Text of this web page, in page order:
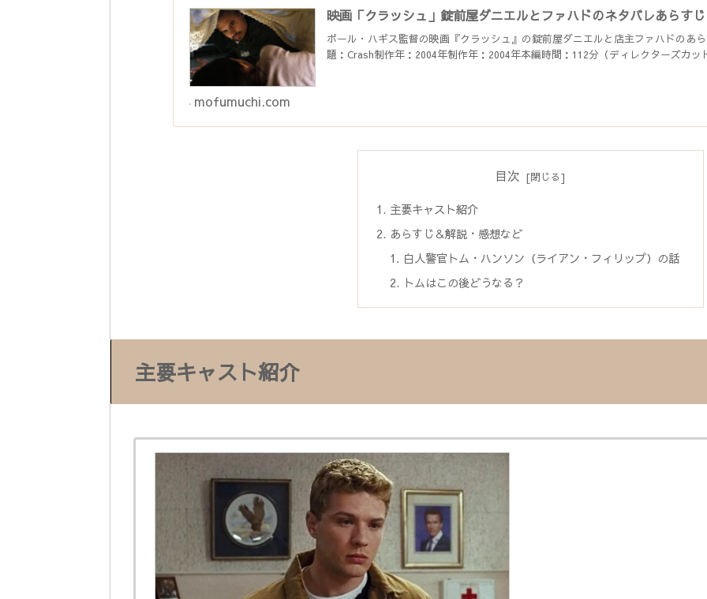
映画「クラッシュ」錠前屋ダニエルとファハドのネタバレあらす
ポール・ハギス監督の映画『クラッシュ』の錠前屋ダニエルと店主ファハドのあ
題：Crash制作年：2004年制作年：2004年本編時間：112分（ディレクターズカッ
mofumuchi.com
目次
主要キャスト紹介
あらすじ＆解説・感想など
白人警官トム・ハンソン（ライアン・フィリップ）の話
トムはこの後どうなる？
主要キャスト紹介